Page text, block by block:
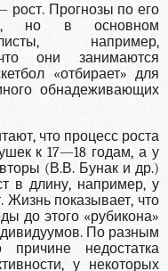
рост. Прогнозы по его
но в основном
например,
они занимаются
«отбирает» для
обнадеживающих
что процесс роста
к 17—18 годам, а у
(В.В. Бунак и др.)
в длину, например, у
Жизнь показывает, что
до этого «рубикона»
По разным
недостатка
у некоторых